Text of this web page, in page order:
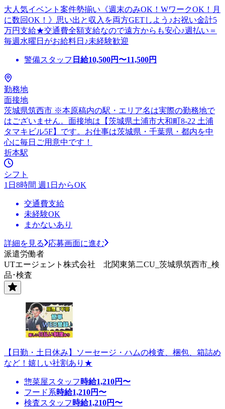
大人気イベント案件勢揃い《週末のみOK！WワークOK！月
に数回OK！》思い出と収入を両方GETしよう♪お祝い金計5
万円支給★交通費全額支給なので遠方からも安心♪週払い＝
毎週水曜日がお給料日♪未経験歓迎
警備スタッフ 日給10,500円〜11,500円
勤務地
面接地
茨城県筑西市 ※本原稿内の駅・エリア名は実際の勤務地で
はございません。面接地は【茨城県土浦市大和町8-22 土浦
タマキビル5F】です。お仕事は茨城県・千葉県・都内を中
心に毎日ご用意中です！
折本駅
シフト
1日8時間 週1日からOK
交通費支給
未経験OK
まかないあり
詳細を見る
応募画面に進む
派遣労働者
UTエージェント株式会社 北関東第二CU_茨城県筑西市_検
品･検査
【日勤・土日休み】ソーセージ・ハムの検査、梱包、箱詰め
など！嬉しい社割あり★
惣菜屋スタッフ 時給1,210円〜
フード系時給1,210円〜
検査スタッフ 時給1,210円〜